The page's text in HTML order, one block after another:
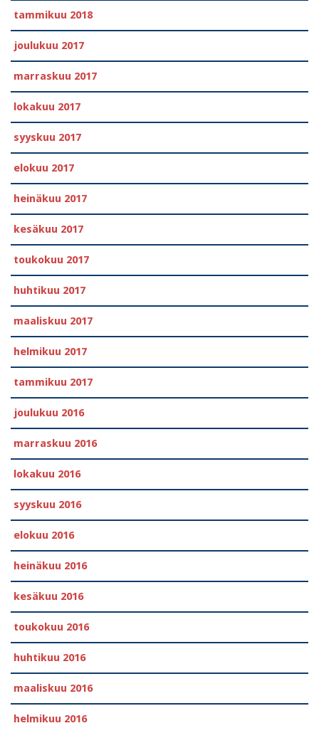
tammikuu 2018
joulukuu 2017
marraskuu 2017
lokakuu 2017
syyskuu 2017
elokuu 2017
heinäkuu 2017
kesäkuu 2017
toukokuu 2017
huhtikuu 2017
maaliskuu 2017
helmikuu 2017
tammikuu 2017
joulukuu 2016
marraskuu 2016
lokakuu 2016
syyskuu 2016
elokuu 2016
heinäkuu 2016
kesäkuu 2016
toukokuu 2016
huhtikuu 2016
maaliskuu 2016
helmikuu 2016